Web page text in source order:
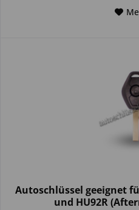
Autoschlüssel geeignet
und HU92R